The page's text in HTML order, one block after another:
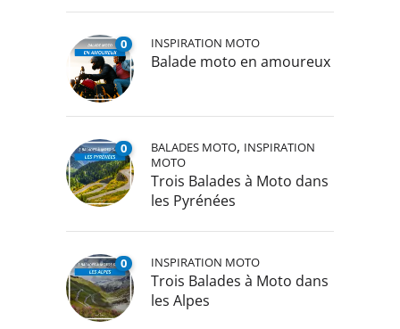
0 INSPIRATION MOTO
Balade moto en amoureux
0 BALADES MOTO, INSPIRATION
MOTO
Trois Balades à Moto dans
les Pyrénées
0 INSPIRATION MOTO
Trois Balades à Moto dans
les Alpes